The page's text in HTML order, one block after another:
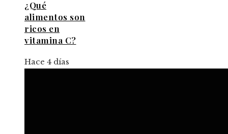
¿Qué
alimentos son
ricos en
vitamina C?
Hace 4 días